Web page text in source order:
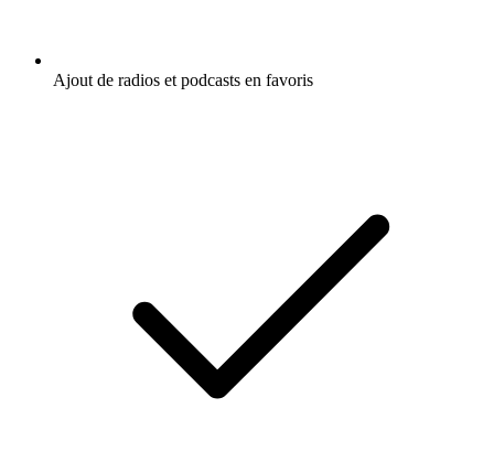
Ajout de radios et podcasts en favoris